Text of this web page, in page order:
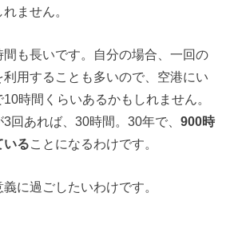
ません。
も長いです。自分の場合、一回の
用することも多いので、空港にい
時間くらいあるかもしれません。
回あれば、30時間。30年で、900時
いることになるわけです。
に過ごしたいわけです。